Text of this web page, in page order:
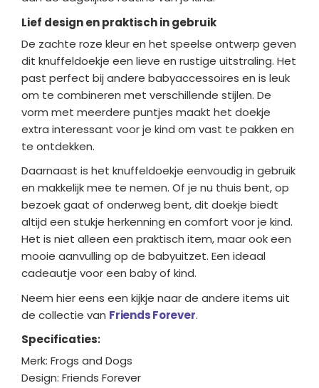
Lief design en praktisch in gebruik
De zachte roze kleur en het speelse ontwerp geven
dit knuffeldoekje een lieve en rustige uitstraling. Het
past perfect bij andere babyaccessoires en is leuk
om te combineren met verschillende stijlen. De
vorm met meerdere puntjes maakt het doekje
extra interessant voor je kind om vast te pakken en
te ontdekken.
Daarnaast is het knuffeldoekje eenvoudig in gebruik
en makkelijk mee te nemen. Of je nu thuis bent, op
bezoek gaat of onderweg bent, dit doekje biedt
altijd een stukje herkenning en comfort voor je kind.
Het is niet alleen een praktisch item, maar ook een
mooie aanvulling op de babyuitzet. Een ideaal
cadeautje voor een baby of kind.
Neem hier eens een kijkje naar de andere items uit
de collectie van Friends Forever.
Specificaties:
Merk: Frogs and Dogs
Design: Friends Forever